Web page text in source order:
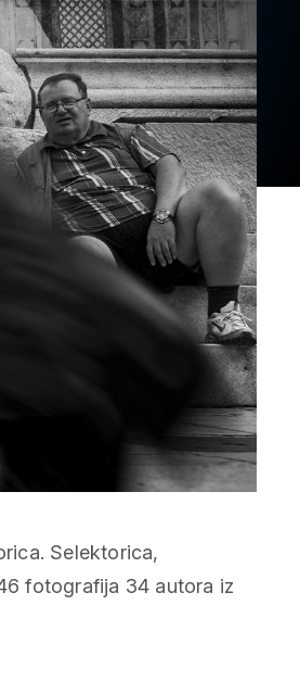
Selektorica,
fotografija 34 autora iz